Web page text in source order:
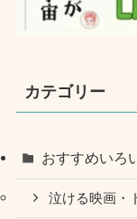
カテゴリー
おすすめいろ
泣ける映画・